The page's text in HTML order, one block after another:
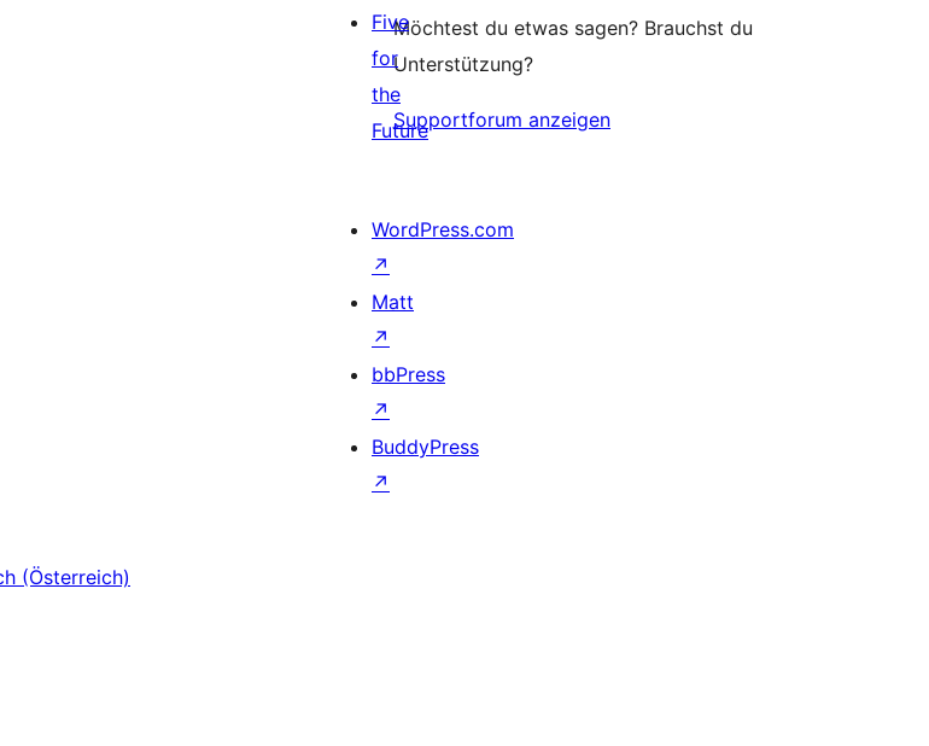
Möchtest du etwas sagen? Brauchst du
Unterstützung?
Supportforum anzeigen
Five
for
the
Future
WordPress.com
↗
Matt
↗
bbPress
↗
BuddyPress
↗
(Österreich)